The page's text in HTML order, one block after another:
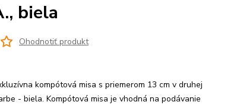
biela
Ohodnotiť produkt
kompótová misa s priemerom 13 cm v druhej
- biela. Kompótová misa je vhodná na podávanie